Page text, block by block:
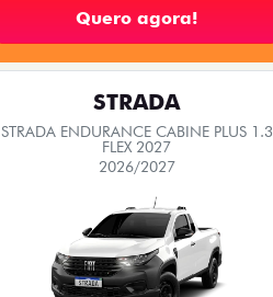
Quero agora!
STRADA
STRADA ENDURANCE CABINE PLUS 1.3
FLEX 2027
2026/2027